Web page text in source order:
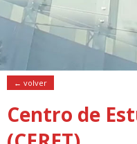
← volver
Centro de